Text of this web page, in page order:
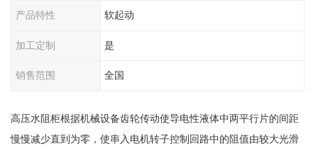
产品特性 软起动
加工定制 是
销售范围 全国
高压水阻柜根据机械设备齿轮传动使导电性液体中两平行片的间距
慢慢减少直到为零，使串入电机转子控制回路中的阻值由较大光滑